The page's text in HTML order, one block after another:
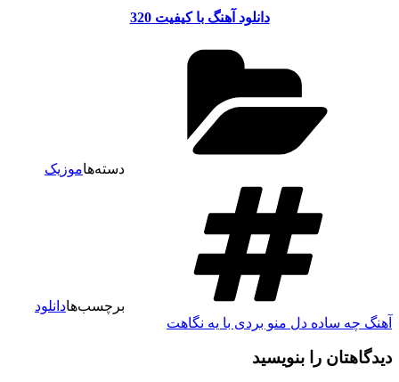
دانلود آهنگ با کیفیت 320
دسته‌هاموزیک
برچسب‌هادانلود
چه ساده دل منو بردی با یه نگاهت
را بنویسید